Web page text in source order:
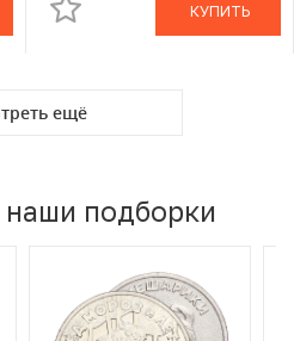
КУПИТЬ
ещё
подборки